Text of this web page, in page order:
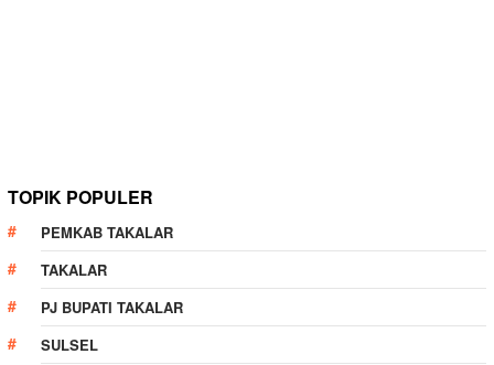
TOPIK POPULER
PEMKAB TAKALAR
TAKALAR
PJ BUPATI TAKALAR
SULSEL